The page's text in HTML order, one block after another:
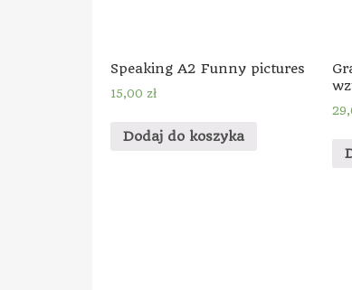
Speaking A2 Funny pictures
15,00 zł
Dodaj do koszyka